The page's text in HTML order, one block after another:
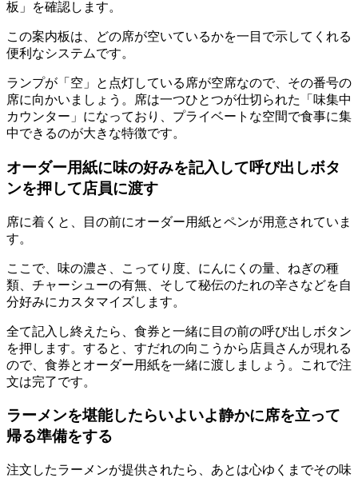
板」を確認します。
この案内板は、どの席が空いているかを一目で示してくれる
便利なシステムです。
ランプが「空」と点灯している席が空席なので、その番号の
席に向かいましょう。
席は一つひとつが仕切られた「味集中
カウンター」 になっており、プライベートな空間で食事に集
中できるのが大きな特徴です。
オーダー用紙に味の好みを記入して呼び出しボタ
ンを押して店員に渡す
席に着くと、目の前にオーダー用紙とペンが用意されていま
す。
ここで、味の濃さ、こってり度、にんにくの量、ねぎの種
類、チャーシューの有無、そして秘伝のたれの辛さなどを自
分好みにカスタマイズします。
全て記入し終えたら、食券と一緒に目の前の呼び出しボタン
を押します。すると、すだれの向こうから店員さんが現れる
ので、 食券とオーダー用紙を一緒に渡しましょう。 これで注
文は完了です。
ラーメンを堪能したらいよいよ静かに席を立って
帰る準備をする
注文したラーメンが提供されたら、あとは心ゆくまでその味